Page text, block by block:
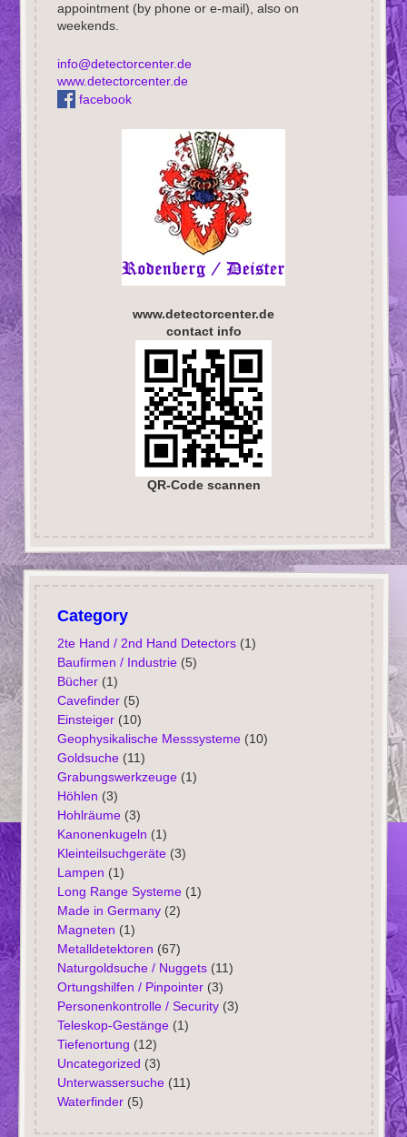
appointment (by phone or e-mail), also on
weekends.
info@detectorcenter.de
www.detectorcenter.de
facebook
www.detectorcenter.de
contact info
QR-Code scannen
Category
2te Hand / 2nd Hand Detectors(1)
Baufirmen / Industrie(5)
Bücher(1)
Cavefinder(5)
Einsteiger(10)
Geophysikalische Messsysteme(10)
Goldsuche(11)
Grabungswerkzeuge(1)
Höhlen (3)
Hohlräume(3)
Kanonenkugeln (1)
Kleinteilsuchgeräte(3)
Lampen (1)
Long Range Systeme(1)
Made in Germany(2)
Magneten (1)
Metalldetektoren (67)
Naturgoldsuche / Nuggets(11)
Ortungshilfen / Pinpointer(3)
Personenkontrolle / Security(3)
Teleskop-Gestänge(1)
Tiefenortung (12)
Uncategorized (3)
Unterwassersuche(11)
Waterfinder(5)